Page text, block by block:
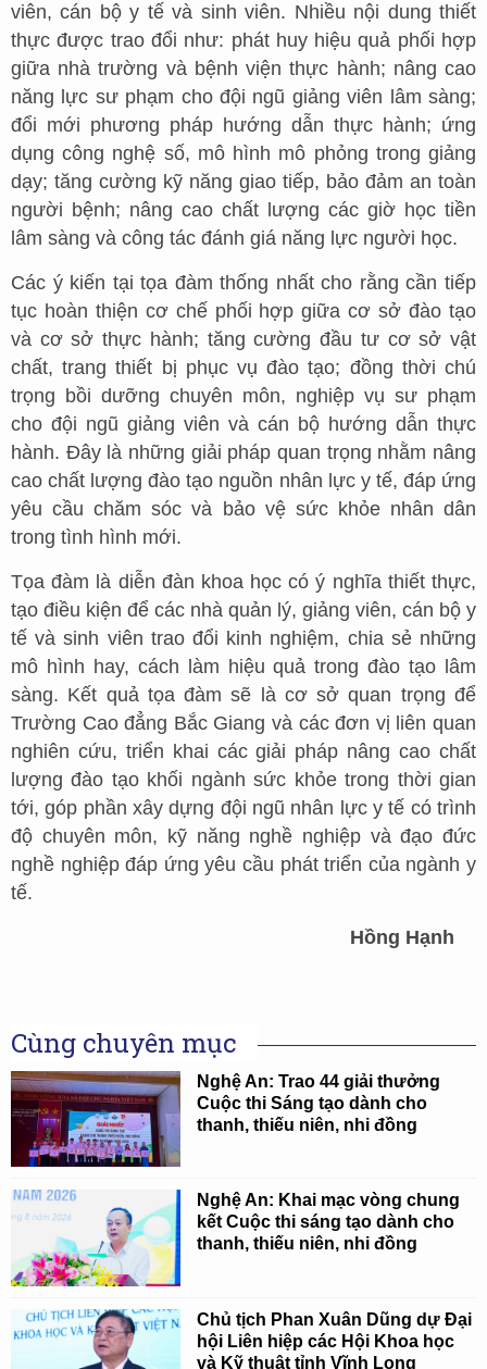
viên, cán bộ y tế và sinh viên. Nhiều nội dung thiết
thực được trao đổi như: phát huy hiệu quả phối hợp
giữa nhà trường và bệnh viện thực hành; nâng cao
năng lực sư phạm cho đội ngũ giảng viên lâm sàng;
đổi mới phương pháp hướng dẫn thực hành; ứng
dụng công nghệ số, mô hình mô phỏng trong giảng
dạy; tăng cường kỹ năng giao tiếp, bảo đảm an toàn
người bệnh; nâng cao chất lượng các giờ học tiền
lâm sàng và công tác đánh giá năng lực người học.
Các ý kiến tại tọa đàm thống nhất cho rằng cần tiếp
tục hoàn thiện cơ chế phối hợp giữa cơ sở đào tạo
và cơ sở thực hành; tăng cường đầu tư cơ sở vật
chất, trang thiết bị phục vụ đào tạo; đồng thời chú
trọng bồi dưỡng chuyên môn, nghiệp vụ sư phạm
cho đội ngũ giảng viên và cán bộ hướng dẫn thực
hành. Đây là những giải pháp quan trọng nhằm nâng
cao chất lượng đào tạo nguồn nhân lực y tế, đáp ứng
yêu cầu chăm sóc và bảo vệ sức khỏe nhân dân
trong tình hình mới.
Tọa đàm là diễn đàn khoa học có ý nghĩa thiết thực,
tạo điều kiện để các nhà quản lý, giảng viên, cán bộ y
tế và sinh viên trao đổi kinh nghiệm, chia sẻ những
mô hình hay, cách làm hiệu quả trong đào tạo lâm
sàng. Kết quả tọa đàm sẽ là cơ sở quan trọng để
Trường Cao đẳng Bắc Giang và các đơn vị liên quan
nghiên cứu, triển khai các giải pháp nâng cao chất
lượng đào tạo khối ngành sức khỏe trong thời gian
tới, góp phần xây dựng đội ngũ nhân lực y tế có trình
độ chuyên môn, kỹ năng nghề nghiệp và đạo đức
nghề nghiệp đáp ứng yêu cầu phát triển của ngành y
tế.
Hồng Hạnh
Cùng chuyên mục
Nghệ An: Trao 44 giải thưởng
Cuộc thi Sáng tạo dành cho
thanh, thiếu niên, nhi đồng
Nghệ An: Khai mạc vòng chung
kết Cuộc thi sáng tạo dành cho
thanh, thiếu niên, nhi đồng
Chủ tịch Phan Xuân Dũng dự Đại
hội Liên hiệp các Hội Khoa học
và Kỹ thuật tỉnh Vĩnh Long